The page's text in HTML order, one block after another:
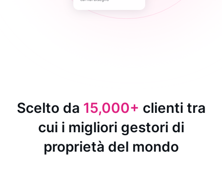
Scelto da 15,000+ clienti tra
cui i migliori gestori di
proprietà del mondo